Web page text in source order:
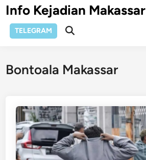
Skip
to
content
Info Kejadian Makassar
TELEGRAM
Open
Bontoala Makassar